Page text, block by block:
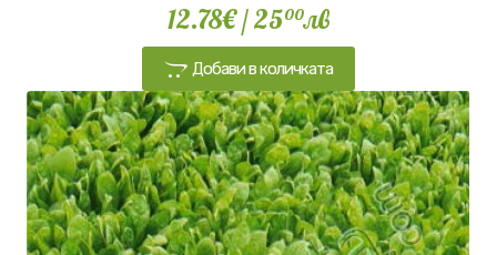
12.78€/ 2500лв
Добави в количката